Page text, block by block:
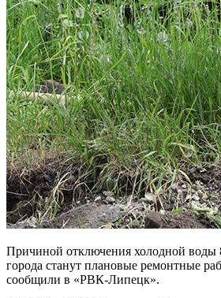
Причиной отключения холодной воды
города станут плановые ремонтные
сообщили в «РВК-Липецк».